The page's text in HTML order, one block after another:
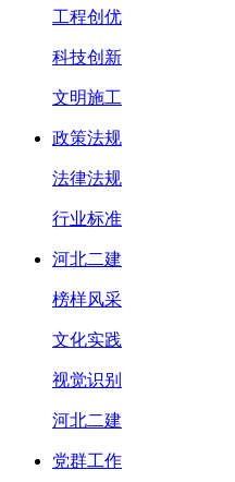
工程创优
科技创新
文明施工
政策法规
法律法规
行业标准
河北二建
榜样风采
文化实践
视觉识别
河北二建
党群工作